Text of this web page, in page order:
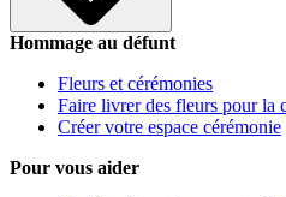
Hommage au défunt
Fleurs et cérémonies
Faire livrer des fleurs pour la
Créer votre espace cérémonie
Pour vous aider